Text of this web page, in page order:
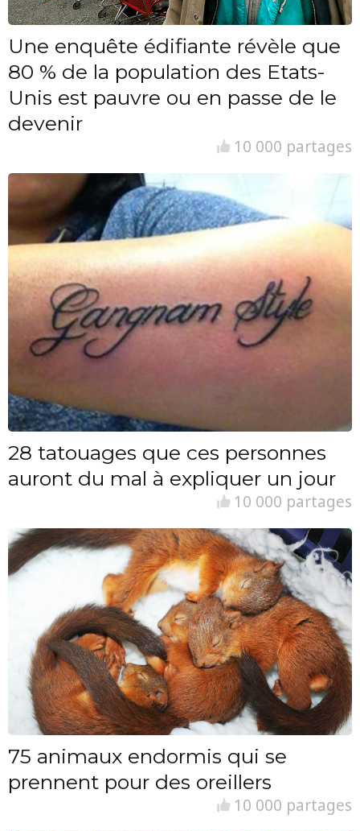
Une enquête édifiante révèle que
80 % de la population des Etats-
Unis est pauvre ou en passe de le
devenir
10 000 partages
28 tatouages que ces personnes
auront du mal à expliquer un jour
10 000 partages
75 animaux endormis qui se
prennent pour des oreillers
10 000 partages